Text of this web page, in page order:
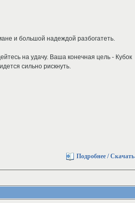
и большой надеждой разбогатеть.
на удачу. Ваша конечная цель - Кубок
сильно рискнуть.
Подробнее / Скачать